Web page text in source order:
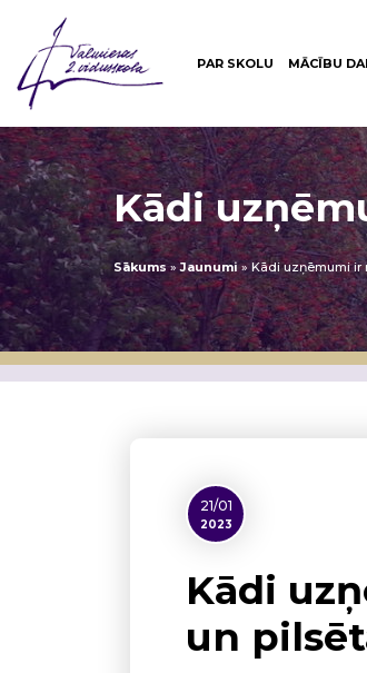
PAR SKOLU MĀCĪBU
Kādi
Sākums»Jaunumi»Kādi uzņēmumi ir
21/01
2023
Kādi
un